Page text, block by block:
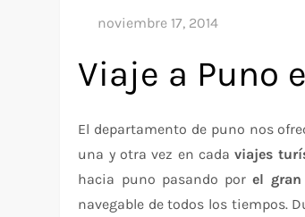
Viaje a Puno
El departamento de puno nos
una y otra vez en cadaviajes
hacia puno pasando porel gran
navegable de todos los tiempos.